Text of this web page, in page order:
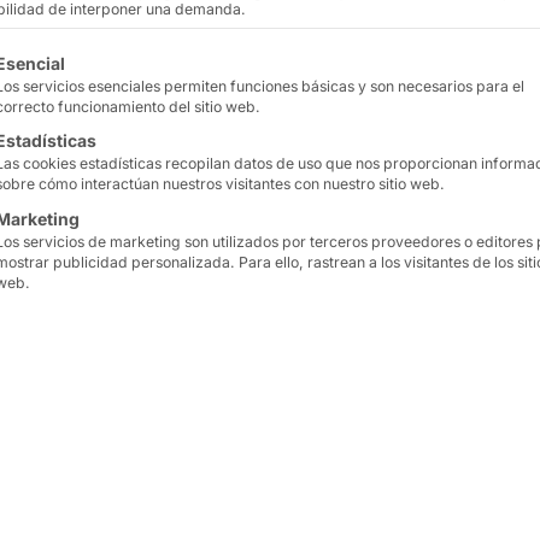
sin comprometer
los puntos de contacto
de interponer una demanda.
se enumeran los grupos de servicios para los
servicios esenciales permiten funciones básicas y son necesarios para el
funcionamiento del sitio web.
cookies estadísticas recopilan datos de uso que nos proporcionan
cómo interactúan nuestros visitantes con nuestro sitio web.
servicios de marketing son utilizados por terceros proveedores o editores
publicidad personalizada. Para ello, rastrean a los visitantes de los